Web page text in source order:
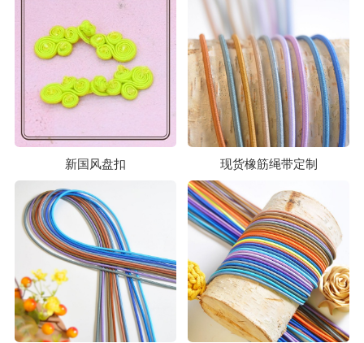
新国风盘扣 现货橡筋绳带定制